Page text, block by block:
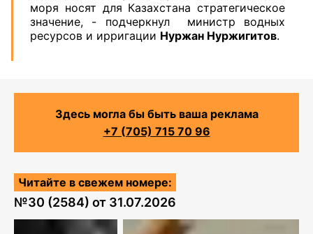
моря носят для Казахстана стратегическое
значение, - подчеркнул министр водных
ресурсов и ирригации Нуржан Нуржигитов.
Здесь могла бы быть ваша реклама
+7 (705) 715 70 96
Читайте в свежем номере:
№30 (2584) от 31.07.2026